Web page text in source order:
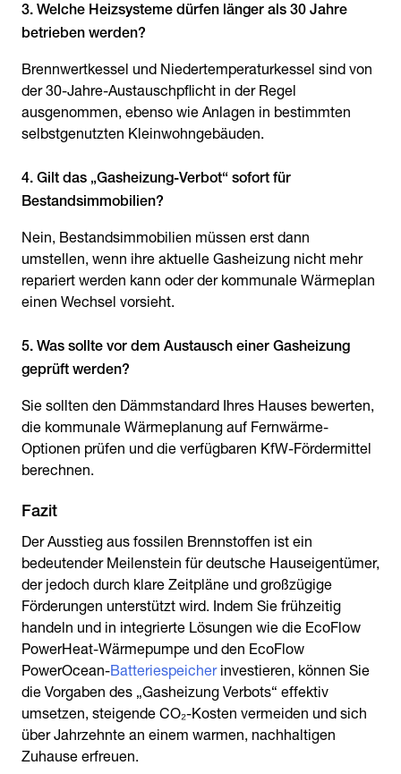
3. Welche Heizsysteme dürfen länger als 30 Jahre
betrieben werden?
Brennwertkessel und Niedertemperaturkessel sind von
der 30-Jahre-Austauschpflicht in der Regel
ausgenommen, ebenso wie Anlagen in bestimmten
selbstgenutzten Kleinwohngebäuden.
4. Gilt das „Gasheizung-Verbot“ sofort für
Bestandsimmobilien?
Nein, Bestandsimmobilien müssen erst dann
umstellen, wenn ihre aktuelle Gasheizung nicht mehr
repariert werden kann oder der kommunale Wärmeplan
einen Wechsel vorsieht.
5. Was sollte vor dem Austausch einer Gasheizung
geprüft werden?
Sie sollten den Dämmstandard Ihres Hauses bewerten,
die kommunale Wärmeplanung auf Fernwärme-
Optionen prüfen und die verfügbaren KfW-Fördermittel
berechnen.
Fazit
Der Ausstieg aus fossilen Brennstoffen ist ein
bedeutender Meilenstein für deutsche Hauseigentümer,
der jedoch durch klare Zeitpläne und großzügige
Förderungen unterstützt wird. Indem Sie frühzeitig
handeln und in integrierte Lösungen wie die EcoFlow
PowerHeat-Wärmepumpe und den EcoFlow
PowerOcean-Batteriespeicherinvestieren, können Sie
die Vorgaben des „Gasheizung Verbots“ effektiv
umsetzen, steigende CO₂-Kosten vermeiden und sich
über Jahrzehnte an einem warmen, nachhaltigen
Zuhause erfreuen.